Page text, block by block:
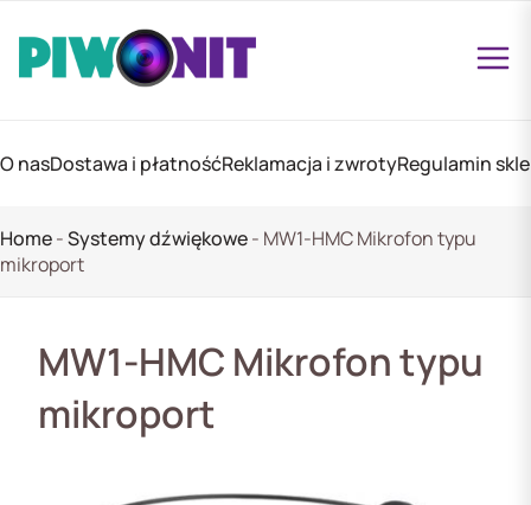
O nasDostawa i płatnośćReklamacja i zwrotyRegulamin
Home-Systemy dźwiękowe- MW1-HMC Mikrofon typu
mikroport
MW1-HMC Mikrofon typu
mikroport